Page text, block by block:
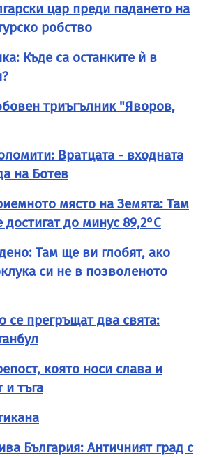
цар преди падането на
робство
Къде са останките ѝ в
триъгълник "Яворов,
Вратцата - входната
на Ботев
място на Земята: Там
до минус 89,2°C
Там ще ви глобят, ако
си не в позволеното
се прегръщат два свята:
която носи слава и
и тъга
България: Античният град с